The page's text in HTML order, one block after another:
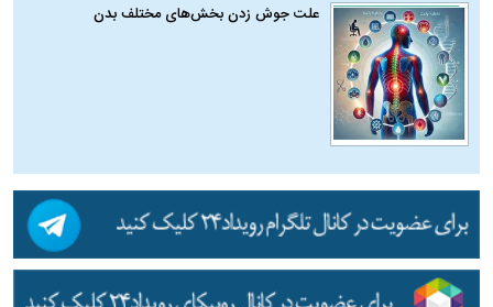
علت جوش زدن بخش‌های مختلف بدن